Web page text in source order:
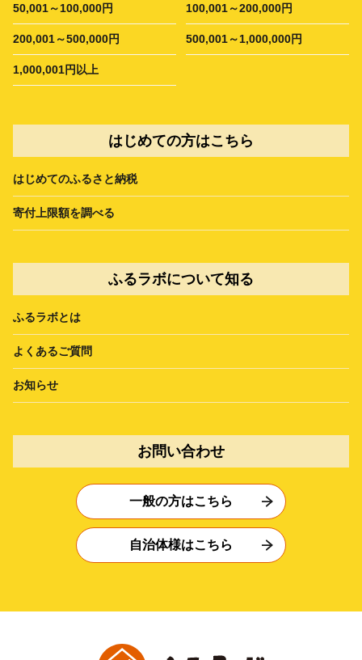
50,001～100,000円 100,001～200,000円
200,001～500,000円 500,001～1,000,000円
1,000,001円以上
はじめての方はこちら
はじめてのふるさと納税
寄付上限額を調べる
ふるラボについて知る
ふるラボとは
よくあるご質問
お知らせ
お問い合わせ
一般の方はこちら
自治体様はこちら